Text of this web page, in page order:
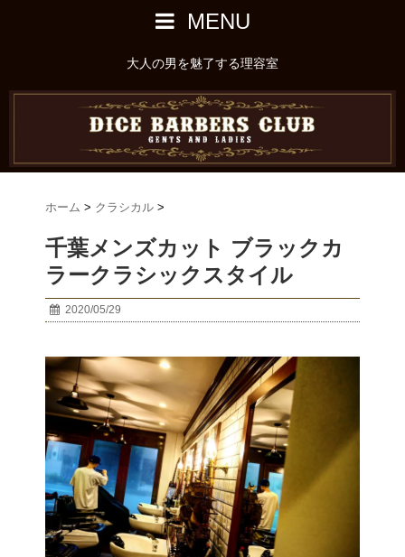
MENU
大人の男を魅了する理容室
ホーム > クラシカル >
千葉メンズカット ブラックカ
ラークラシックスタイル
2020/05/29